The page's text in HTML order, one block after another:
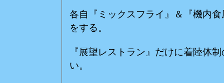
各自『ミックスフライ』＆『機内
をする。
『展望レストラン』だけに着陸体
い。